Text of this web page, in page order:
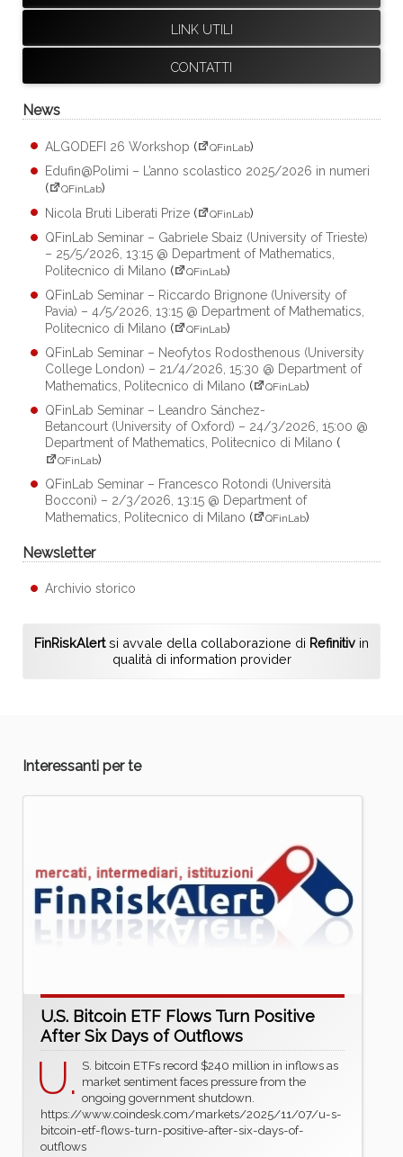
LINK UTILI
CONTATTI
News
ALGODEFI 26 Workshop ( QFinLab)
Edufin@Polimi – L’anno scolastico 2025/2026 in numeri
(
QFinLab)
Nicola Bruti Liberati Prize ( QFinLab)
QFinLab Seminar – Gabriele Sbaiz (University of Trieste)
– 25/5/2026, 13:15 @ Department of Mathematics,
Politecnico di Milano ( QFinLab)
QFinLab Seminar – Riccardo Brignone (University of
Pavia) – 4/5/2026, 13:15 @ Department of Mathematics,
Politecnico di Milano ( QFinLab)
QFinLab Seminar – Neofytos Rodosthenous (University
College London) – 21/4/2026, 15:30 @ Department of
Mathematics, Politecnico di Milano ( QFinLab)
QFinLab Seminar – Leandro Sánchez-
Betancourt (University of Oxford) – 24/3/2026, 15:00 @
Department of Mathematics, Politecnico di Milano (
QFinLab)
QFinLab Seminar – Francesco Rotondi (Università
Bocconi) – 2/3/2026, 13:15 @ Department of
Mathematics, Politecnico di Milano ( QFinLab)
Newsletter
Archivio storico
FinRiskAlertsi avvale della collaborazione di Refinitiv in
qualità di information provider
Interessanti per te
U.S. Bitcoin ETF Flows Turn Positive
After Six Days of Outflows
U. S. bitcoin ETFs record $240 million in inflows as
market sentiment faces pressure from the
ongoing government shutdown.
https://www.coindesk.com/markets/2025/11/07/u-s-
bitcoin-etf-flows-turn-positive-after-six-days-of-
outflows